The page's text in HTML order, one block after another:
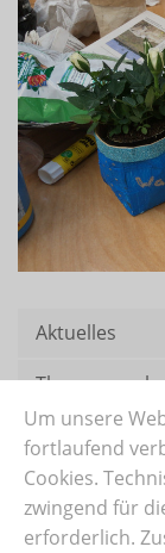
Aktuelles
SCORA
Erasmus+
SMV
Um unsere
fortlaufend
Cookies.
zwingend für
erforderlich.